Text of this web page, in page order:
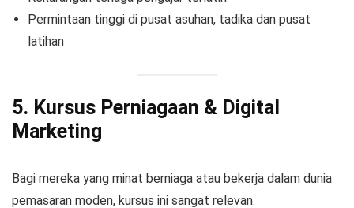
Permintaan tinggi di pusat asuhan, tadika dan pusat
latihan
5. Kursus Perniagaan & Digital
Marketing
Bagi mereka yang minat berniaga atau bekerja dalam dunia
pemasaran moden, kursus ini sangat relevan.